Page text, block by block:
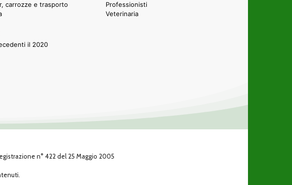
carrozze e trasporto
il 2020
Professionisti
Veterinaria
n° 422 del 25 Maggio 2005